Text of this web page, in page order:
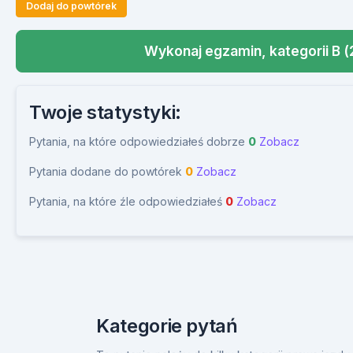
Dodaj do powtórek
Wykonaj egzamin, kategorii B
Twoje statystyki:
Pytania, na które odpowiedziałeś dobrze 0 Zobacz
Pytania dodane do powtórek 0 Zobacz
Pytania, na które źle odpowiedziałeś 0 Zobacz
Kategorie pytań